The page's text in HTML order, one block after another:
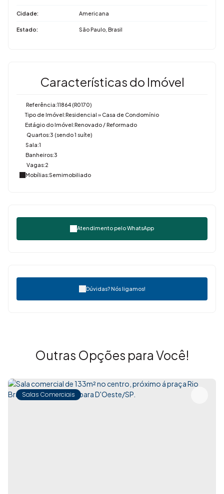
Cidade: Americana
Estado: São Paulo, Brasil
Características do Imóvel
Referência:11864 (R0170)
Tipo de Imóvel:Residencial » Casa de Condomínio
Estágio do Imóvel:Renovado / Reformado
Quartos:3 (sendo 1 suíte)
Sala:1
Banheiros:3
Vagas:2
Mobílias:Semimobiliado
Atendimento peloWhatsApp
Dúvidas? Nós ligamos!
Outras Opções para Você!
Salas Comerciais